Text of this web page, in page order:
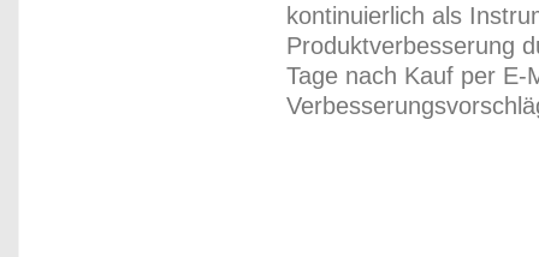
kontinuierlich als
Produktverbesserung
Tage nach Kauf per E-